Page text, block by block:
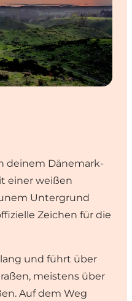
deinem Dänemark-
einer weißen
Untergrund
Zeichen für die
und führt über
meistens über
Auf dem Weg